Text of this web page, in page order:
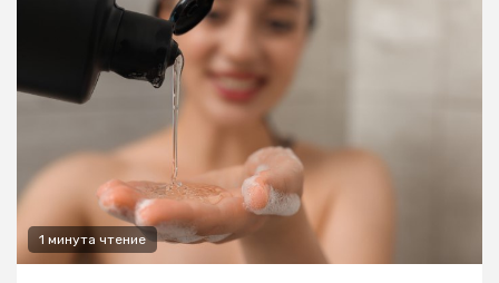
1 минута чтение